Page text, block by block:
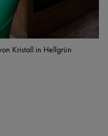
Kristall in Hellgrün